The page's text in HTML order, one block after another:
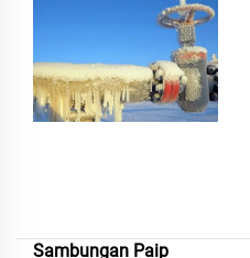
Sambungan Paip